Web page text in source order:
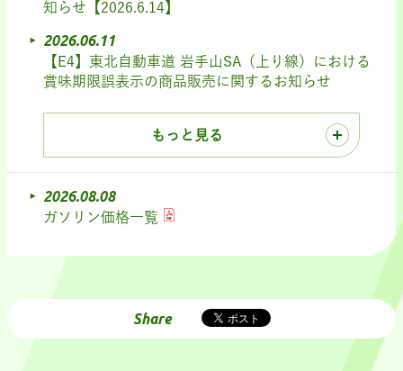
知らせ【2026.6.14】
2026.06.11
【E4】東北自動車道 岩手山SA（上り線）における
賞味期限誤表示の商品販売に関するお知らせ
もっと見る
2026.08.08
ガソリン価格一覧
Share